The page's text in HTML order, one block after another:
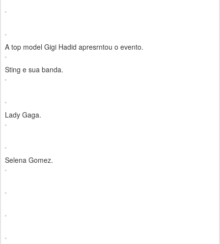
A top model Gigi Hadid apresrntou o evento.
Sting e sua banda.
Lady Gaga.
Selena Gomez.